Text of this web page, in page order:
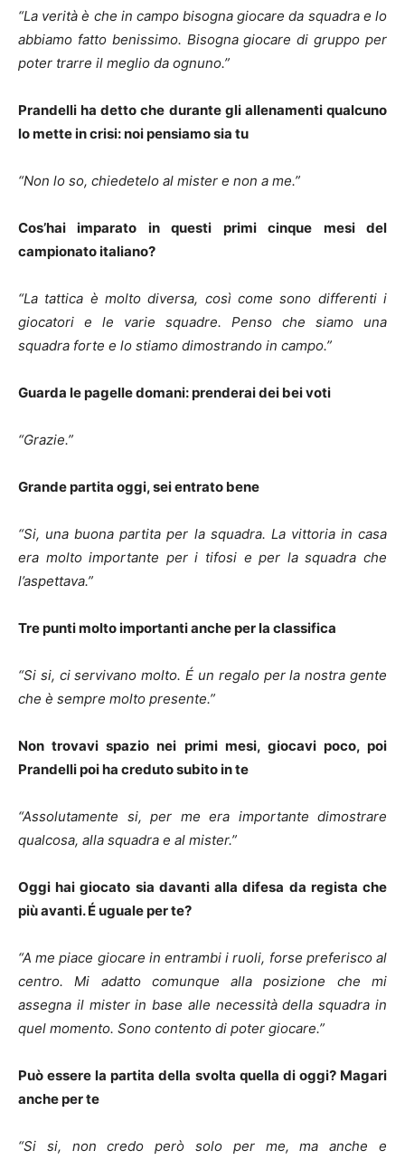
“La verità è che in campo bisogna giocare da squadra e lo
abbiamo fatto benissimo. Bisogna giocare di gruppo per
poter trarre il meglio da ognuno.”
Prandelli ha detto che durante gli allenamenti qualcuno
lo mette in crisi: noi pensiamo sia tu
“Non lo so, chiedetelo al mister e non a me.”
Cos’hai imparato in questi primi cinque mesi del
campionato italiano?
“La tattica è molto diversa, così come sono differenti i
giocatori e le varie squadre. Penso che siamo una
squadra forte e lo stiamo dimostrando in campo.”
Guarda le pagelle domani: prenderai dei bei voti
“Grazie.”
Grande partita oggi, sei entrato bene
“Si, una buona partita per la squadra. La vittoria in casa
era molto importante per i tifosi e per la squadra che
l’aspettava.”
Tre punti molto importanti anche per la classifica
“Si si, ci servivano molto. É un regalo per la nostra gente
che è sempre molto presente.”
Non trovavi spazio nei primi mesi, giocavi poco, poi
Prandelli poi ha creduto subito in te
“Assolutamente si, per me era importante dimostrare
qualcosa, alla squadra e al mister.”
Oggi hai giocato sia davanti alla difesa da regista che
più avanti. É uguale per te?
“A me piace giocare in entrambi i ruoli, forse preferisco al
centro. Mi adatto comunque alla posizione che mi
assegna il mister in base alle necessità della squadra in
quel momento. Sono contento di poter giocare.”
Può essere la partita della svolta quella di oggi? Magari
anche per te
“Si si, non credo però solo per me, ma anche e